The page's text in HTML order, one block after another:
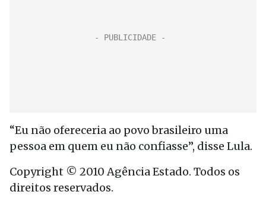
“Eu não ofereceria ao povo brasileiro uma
pessoa em quem eu não confiasse”, disse Lula.
Copyright © 2010 Agência Estado. Todos os
direitos reservados.